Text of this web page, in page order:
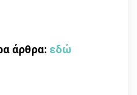
άρθρα: εδώ